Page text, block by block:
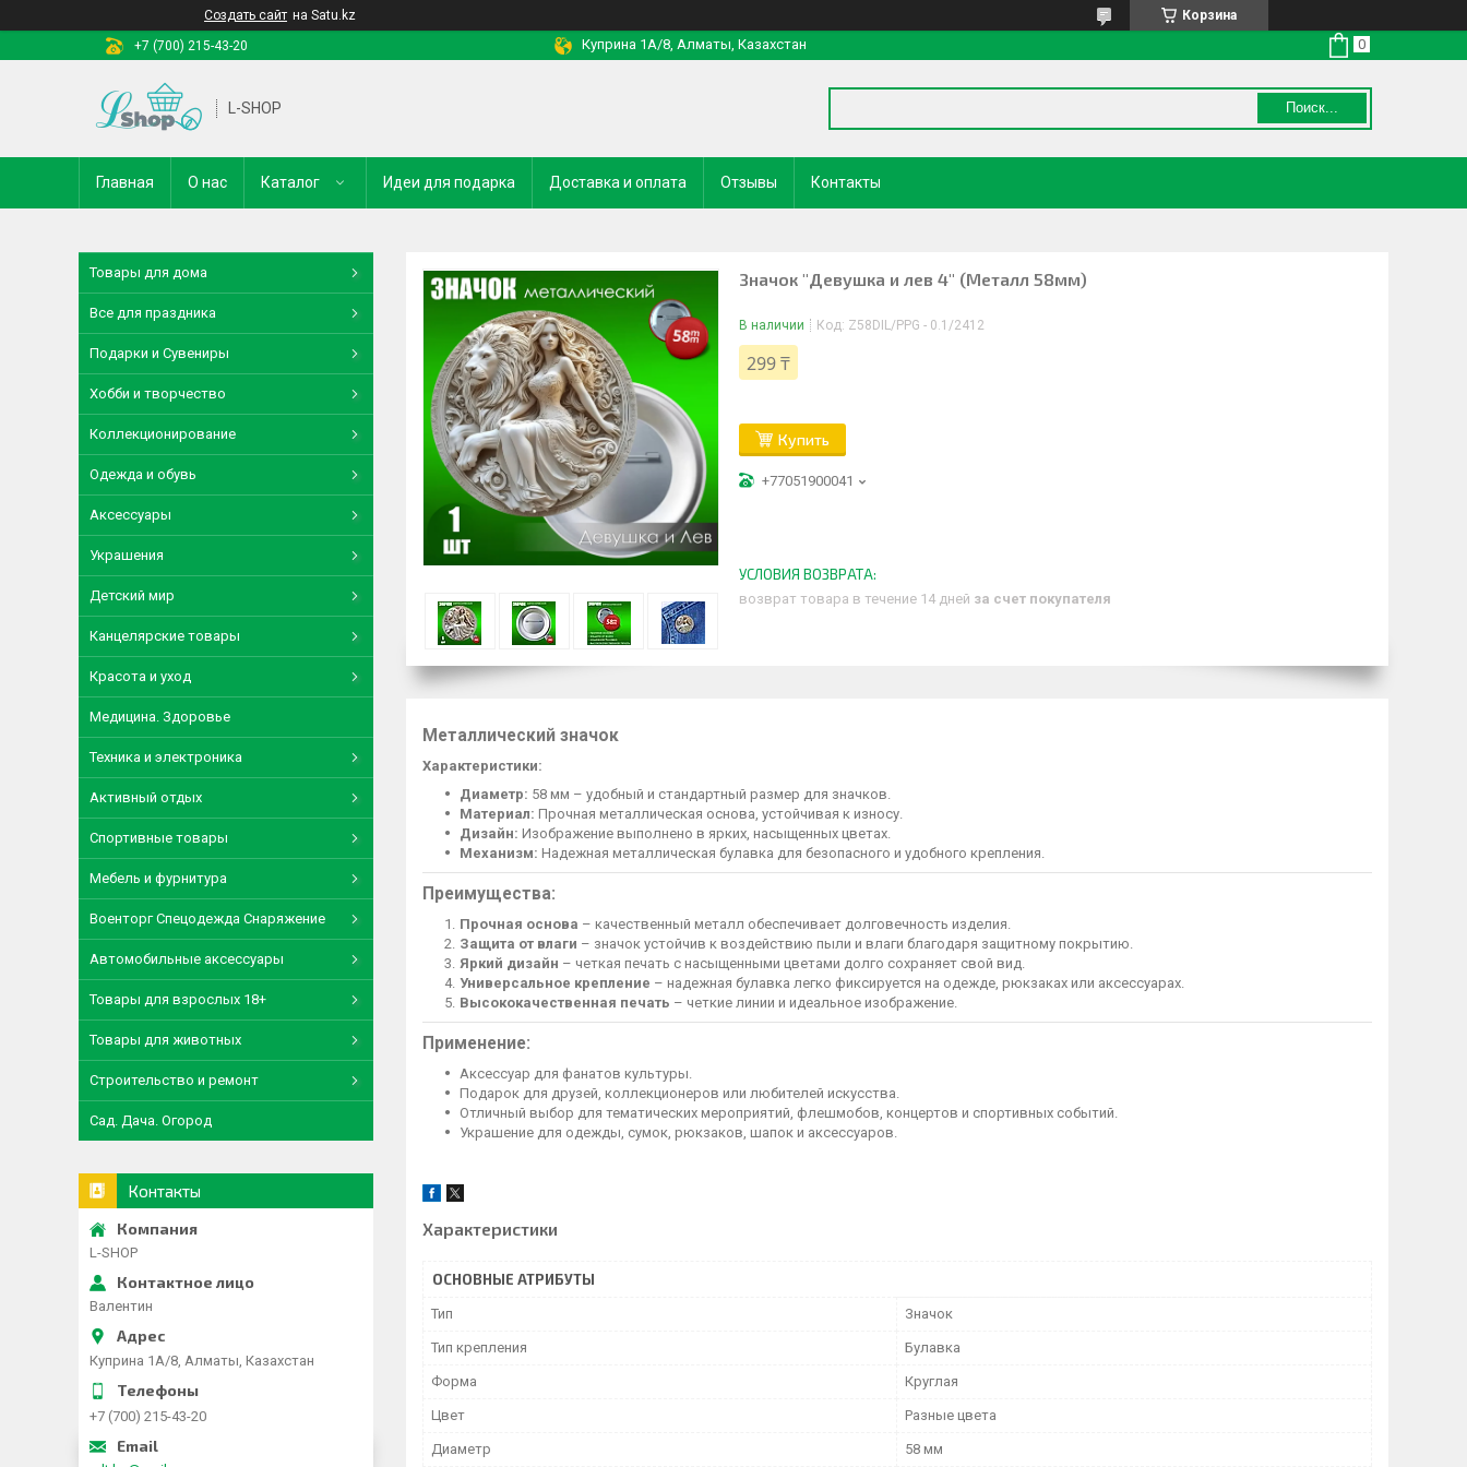
Создать сайт на Satu.kz
Корзина
+7 (700) 215-43-20
Куприна 1A/8, Алматы, Казахстан
L-SHOP Поиск...
Главная О нас Каталог Идеи для подарка Доставка и оплата Отзывы Контакты
Значок "Девушка и лев 4" (Металл 58мм)
В наличии Код: Z58DIL/PPG - 0.1/2412
299 ₸
Купить
+77051900041
возврат товара в течение 14 дней за счет покупателя
Металлический значок
Характеристики:
Диаметр: 58 мм – удобный и стандартный размер для значков.
Материал: Прочная металлическая основа, устойчивая к износу.
Дизайн: Изображение выполнено в ярких, насыщенных цветах.
Механизм: Надежная металлическая булавка для безопасного и удобного крепления.
Преимущества:
Прочная основа – качественный металл обеспечивает долговечность изделия.
Защита от влаги – значок устойчив к воздействию пыли и влаги благодаря защитному покрытию.
Яркий дизайн – четкая печать с насыщенными цветами долго сохраняет свой вид.
Универсальное крепление – надежная булавка легко фиксируется на одежде, рюкзаках или аксессуарах.
Высококачественная печать – четкие линии и идеальное изображение.
Применение:
Аксессуар для фанатов культуры.
Подарок для друзей, коллекционеров или любителей искусства.
Отличный выбор для тематических мероприятий, флешмобов, концертов и спортивных событий.
Украшение для одежды, сумок, рюкзаков, шапок и аксессуаров.
Характеристики
ОСНОВНЫЕ АТРИБУТЫ
Тип Значок
Тип крепления Булавка
Форма Круглая
Цвет Разные цвета
Диаметр 58 мм
Товары для дома
Все для праздника
Подарки и Сувениры
Хобби и творчество
Коллекционирование
Одежда и обувь
Аксессуары
Украшения
Детский мир
Канцелярские товары
Красота и уход
Медицина. Здоровье
Техника и электроника
Активный отдых
Спортивные товары
Мебель и фурнитура
Военторг Спецодежда Снаряжение
Автомобильные аксессуары
Товары для взрослых 18+
Товары для животных
Строительство и ремонт
Сад. Дача. Огород
Контакты
L-SHOP
Валентин
Куприна 1A/8, Алматы, Казахстан
+7 (700) 215-43-20